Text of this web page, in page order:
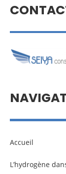
Accueil
L’hydrogène